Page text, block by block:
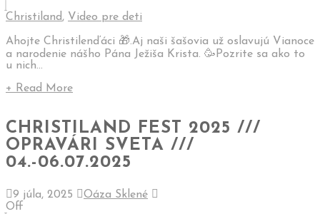
Christiland, Video pre deti
Ahojte Christilenďáci 🎁.Aj naši šašovia už oslavujú Vianoce
a narodenie nášho Pána Ježiša Krista. 🥳Pozrite sa ako to
u nich...
+ Read More
CHRISTILAND FEST 2025 ///
OPRAVÁRI SVETA ///
04.-06.07.2025
9 júla, 2025
Oáza Sklené
Off